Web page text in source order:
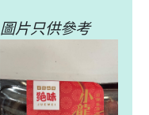
圖片只供參考